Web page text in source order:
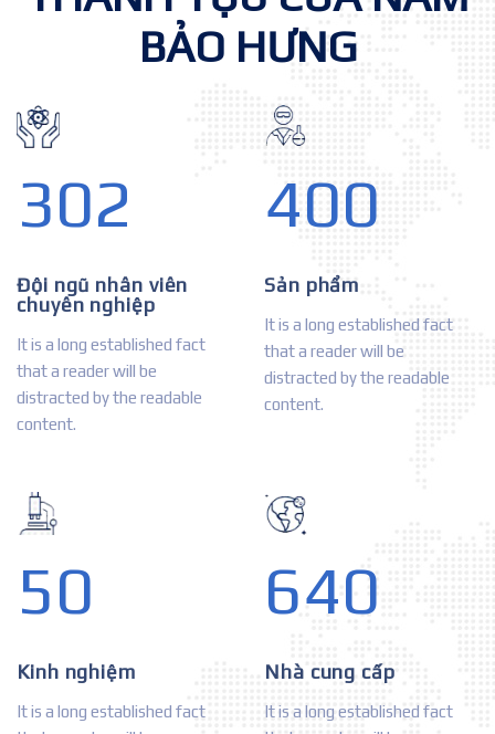
BẢO HƯNG
302
Đội ngũ nhân viên
chuyên nghiệp
It is a long established fact
that a reader will be
distracted by the readable
content.
400
Sản phẩm
It is a long established fact
that a reader will be
distracted by the readable
content.
50
Kinh nghiệm
It is a long established fact
640
Nhà cung cấp
It is a long established fact